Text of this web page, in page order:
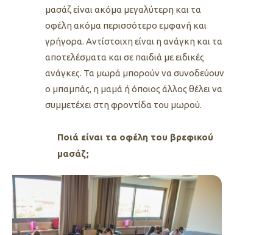
μασάζ είναι ακόμα μεγαλύτερη και τα
οφέλη ακόμα περισσότερο εμφανή και
γρήγορα. Αντίστοιχη είναι η ανάγκη και τα
αποτελέσματα και σε παιδιά με ειδικές
ανάγκες. Τα μωρά μπορούν να συνοδεύουν
ο μπαμπάς, η μαμά ή όποιος άλλος θέλει να
συμμετέχει στη φροντίδα του μωρού.
Ποιά είναι τα οφέλη του βρεφικού
μασάζ;